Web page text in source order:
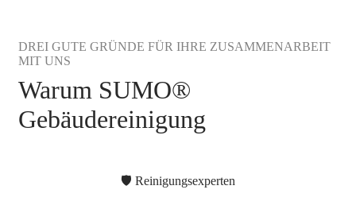
DREI GUTE GRÜNDE FÜR IHRE ZUSAMMENARBEIT
MIT UNS
Warum SUMO®
Gebäudereinigung
🛡️ Reinigungsexperten